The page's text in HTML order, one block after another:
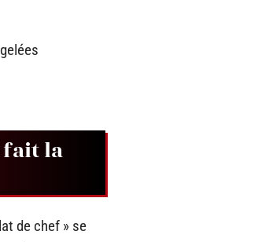
fait la
de chef » se